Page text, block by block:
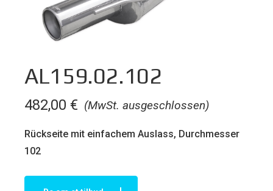
AL159.02.102
(MwSt. ausgeschlossen)
482,00 €
Rückseite mit einfachem Auslass, Durchmesser
102